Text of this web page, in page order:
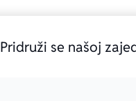
Pridruži se našoj